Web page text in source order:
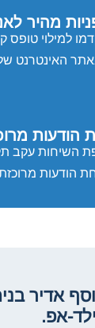
מהיר
למילוי טופס
האינטרנט
הודעות
השיחות עקב
הודעות
אדיר
אפ.